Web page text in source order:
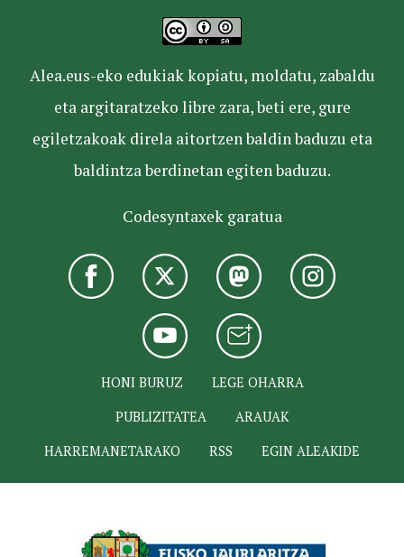
Alea.eus-eko edukiak kopiatu, moldatu, zabaldu
eta argitaratzeko libre zara, beti ere, gure
egiletzakoak direla aitortzen baldin baduzu eta
baldintza berdinetan egiten baduzu.
Codesyntaxek garatua
HONI BURUZ
LEGE OHARRA
PUBLIZITATEA
ARAUAK
HARREMANETARAKO
RSS EGIN ALEAKIDE